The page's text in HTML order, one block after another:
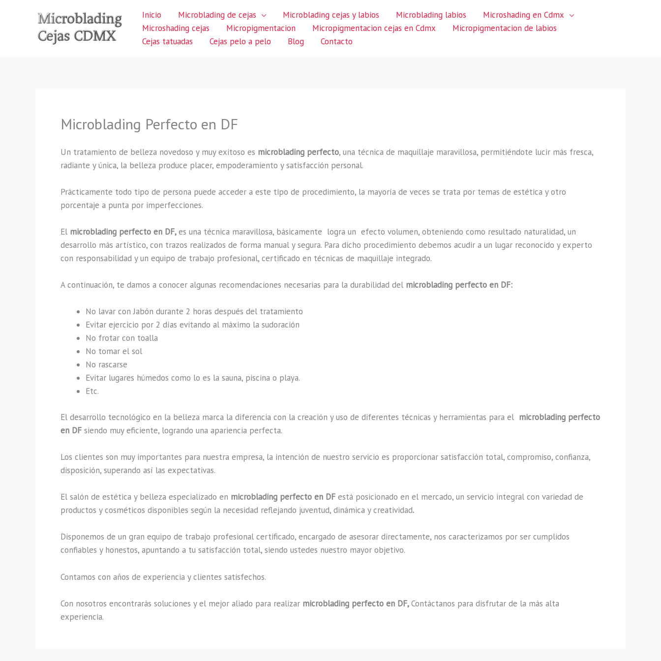
Inicio Microblading de cejas Microblading cejas y labios Microblading labios
Microshading en Cdmx
Microshading cejas
Micropigmentacion Micropigmentacion cejas en Cdmx
Micropigmentacion de labios
Cejas tatuadas
Cejas pelo a pelo Blog Contacto
Microblading Perfecto en DF
Un tratamiento de belleza novedoso y muy exitoso es microblading perfecto, una técnica de maquillaje maravillosa, permitiéndote lucir más fresca,
radiante y única, la belleza produce placer, empoderamiento y satisfacción personal.
Prácticamente todo tipo de persona puede acceder a este tipo de procedimiento, la mayoría de veces se trata por temas de estética y otro
porcentaje a punta por imperfecciones.
El microblading perfecto en DF,es una técnica maravillosa, básicamente logra un efecto volumen, obteniendo como resultado naturalidad, un
desarrollo más artístico, con trazos realizados de forma manual y segura. Para dicho procedimiento debemos acudir a un lugar reconocido y experto
con responsabilidad y un equipo de trabajo profesional, certificado en técnicas de maquillaje integrado.
A continuación, te damos a conocer algunas recomendaciones necesarias para la durabilidad del microblading perfecto en DF:
No lavar con Jabón durante 2 horas después del tratamiento
Evitar ejercicio por 2 días evitando al máximo la sudoración
No frotar con toalla
No tomar el sol
No rascarse
Evitar lugares húmedos como lo es la sauna, piscina o playa.
Etc.
El desarrollo tecnológico en la belleza marca la diferencia con la creación y uso de diferentes técnicas y herramientas para el microblading perfecto
en DF siendo muy eficiente, logrando una apariencia perfecta.
Los clientes son muy importantes para nuestra empresa, la intención de nuestro servicio es proporcionar satisfacción total, compromiso, confianza,
disposición, superando así las expectativas.
El salón de estética y belleza especializado en microblading perfecto en DF está posicionado en el mercado, un servicio integral con variedad de
productos y cosméticos disponibles según la necesidad reflejando juventud, dinámica y creatividad.
Disponemos de un gran equipo de trabajo profesional certificado, encargado de asesorar directamente, nos caracterizamos por ser cumplidos
confiables y honestos, apuntando a tu satisfacción total, siendo ustedes nuestro mayor objetivo.
Contamos con años de experiencia y clientes satisfechos.
Con nosotros encontrarás soluciones y el mejor aliado para realizar microblading perfecto en DF,Contáctanos para disfrutar de la más alta
experiencia.